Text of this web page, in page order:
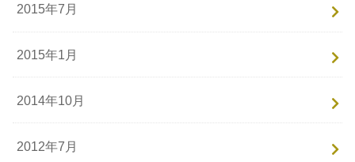
2015年7月
2015年1月
2014年10月
2012年7月